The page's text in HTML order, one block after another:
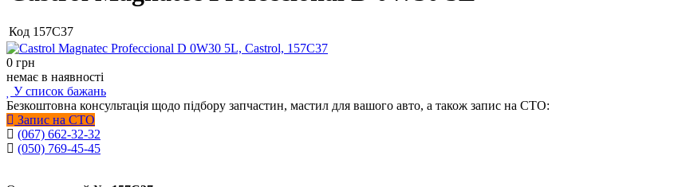
Код 157C37
0 грн
немає в наявності
У список бажань
Безкоштовна консультація щодо підбору запчастин, мастил для вашого авто, а також запис на СТО:
Запис на СТО
(067) 662-32-32
(050) 769-45-45